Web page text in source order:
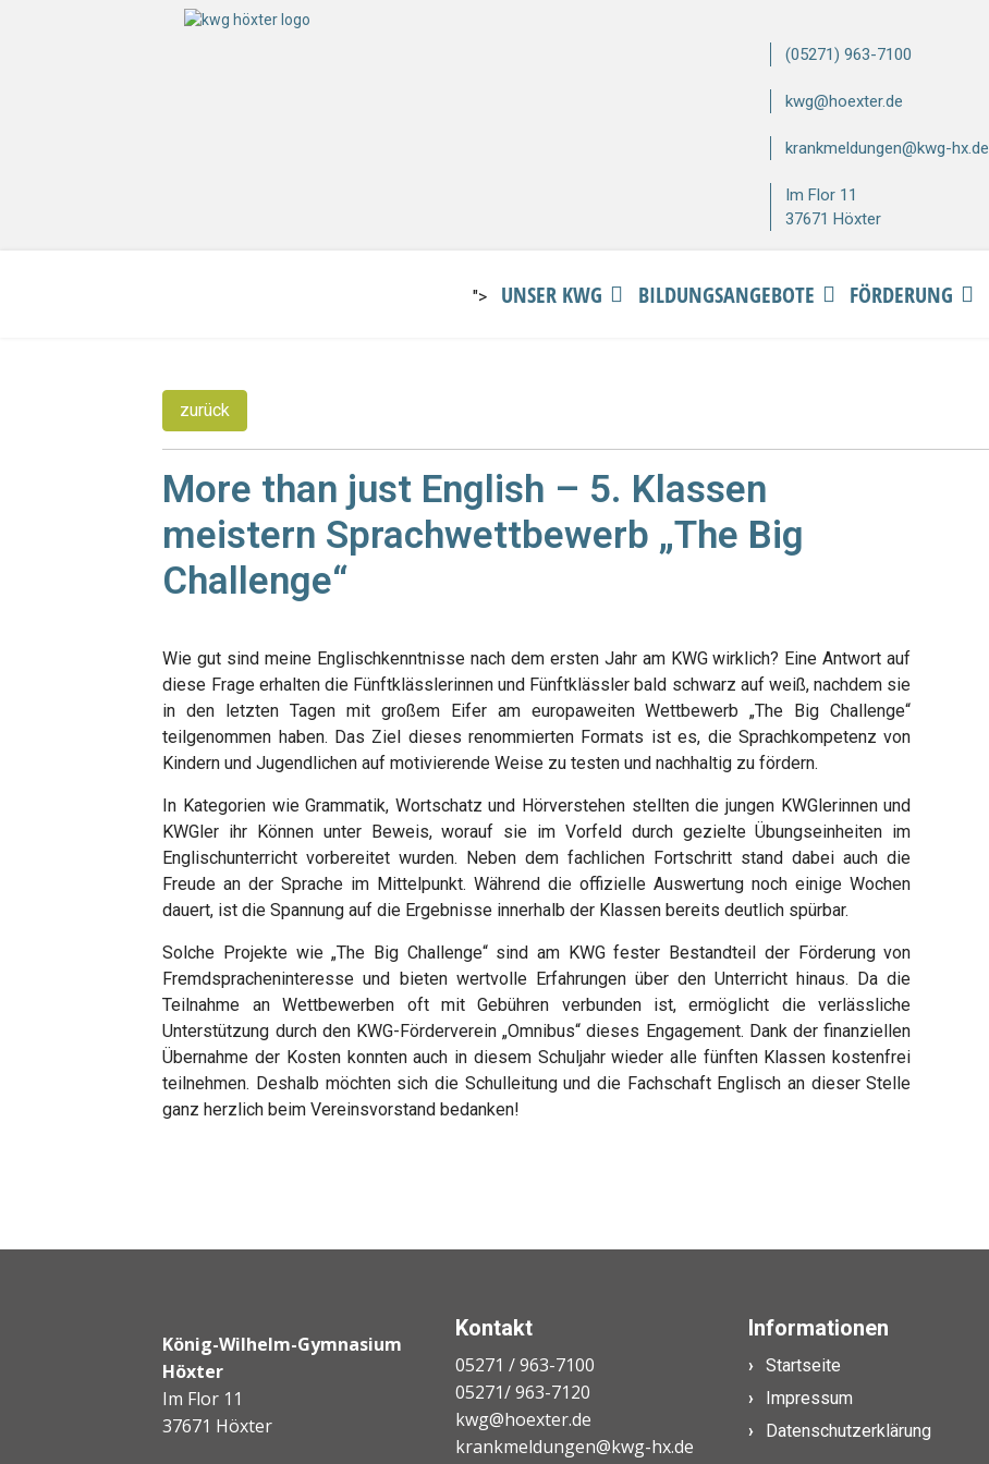
(05271) 963-7100
kwg@hoexter.de
krankmeldungen@kwg-hx.de
Im Flor 11
37671 Höxter
"> UNSER KWG BILDUNGSANGEBOTE FÖRDERUNG
zurück
More than just English – 5. Klassen
meistern Sprachwettbewerb „The Big
Challenge“
Wie gut sind meine Englischkenntnisse nach dem ersten Jahr am KWG wirklich? Eine Antwort auf
diese Frage erhalten die Fünftklässlerinnen und Fünftklässler bald schwarz auf weiß, nachdem sie
in den letzten Tagen mit großem Eifer am europaweiten Wettbewerb „The Big Challenge“
teilgenommen haben. Das Ziel dieses renommierten Formats ist es, die Sprachkompetenz von
Kindern und Jugendlichen auf motivierende Weise zu testen und nachhaltig zu fördern.
In Kategorien wie Grammatik, Wortschatz und Hörverstehen stellten die jungen KWGlerinnen und
KWGler ihr Können unter Beweis, worauf sie im Vorfeld durch gezielte Übungseinheiten im
Englischunterricht vorbereitet wurden. Neben dem fachlichen Fortschritt stand dabei auch die
Freude an der Sprache im Mittelpunkt. Während die offizielle Auswertung noch einige Wochen
dauert, ist die Spannung auf die Ergebnisse innerhalb der Klassen bereits deutlich spürbar.
Solche Projekte wie „The Big Challenge“ sind am KWG fester Bestandteil der Förderung von
Fremdspracheninteresse und bieten wertvolle Erfahrungen über den Unterricht hinaus. Da die
Teilnahme an Wettbewerben oft mit Gebühren verbunden ist, ermöglicht die verlässliche
Unterstützung durch den KWG-Förderverein „Omnibus“ dieses Engagement. Dank der finanziellen
Übernahme der Kosten konnten auch in diesem Schuljahr wieder alle fünften Klassen kostenfrei
teilnehmen. Deshalb möchten sich die Schulleitung und die Fachschaft Englisch an dieser Stelle
ganz herzlich beim Vereinsvorstand bedanken!
König-Wilhelm-Gymnasium
Höxter
Im Flor 11
37671 Höxter
Kontakt
05271 / 963-7100
05271/ 963-7120
kwg@hoexter.de
krankmeldungen@kwg-hx.de
Informationen
Startseite
Impressum
Datenschutzerklärung